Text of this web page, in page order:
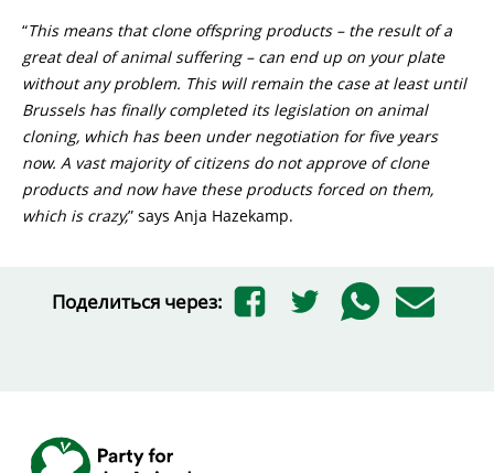
“This means that clone offspring products – the result of a
great deal of animal suffering – can end up on your plate
without any problem. This will remain the case at least until
Brussels has finally completed its legislation on animal
cloning, which has been under negotiation for five years
now. A vast majority of citizens do not approve of clone
products and now have these products forced on them,
which is crazy,” says Anja Hazekamp.
Поделиться через: